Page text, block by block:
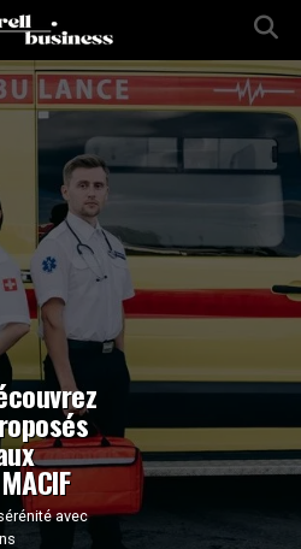
avec